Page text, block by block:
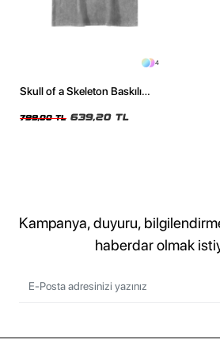
4
Skull of a Skeleton Baskılı
Beyaz Tshirt
799,00 TL 639,20 TL
Kampanya, duyuru,
haberdar olmak